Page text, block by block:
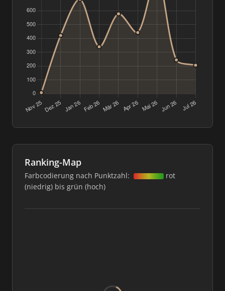
Ranking-Map
Farbcodierung nach Punktzahl:
rot
(niedrig) bis grün (hoch)